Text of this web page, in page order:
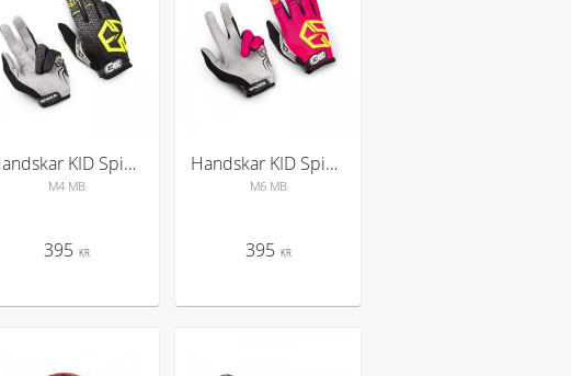
Handskar KID Spider S3
M4 MB
395 KR
Handskar KID Spider S3
M6 MB
395 KR